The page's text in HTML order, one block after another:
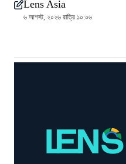
Lens Asia
৬ আগস্ট, ২০২৬ রাত্রি ১০:০৬